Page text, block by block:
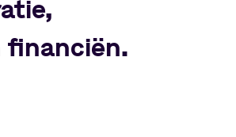
financiën.